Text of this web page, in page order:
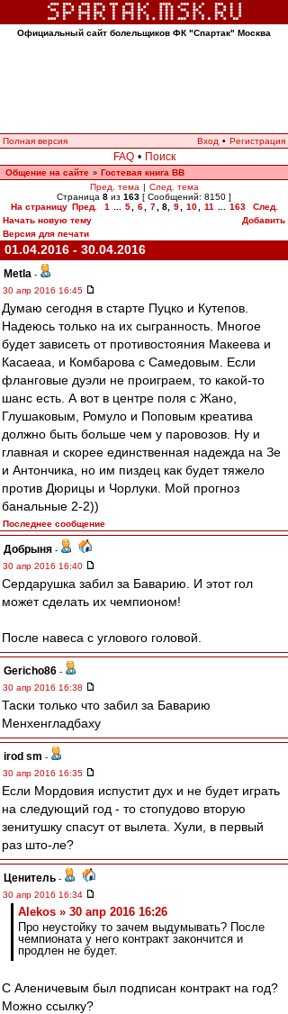
Официальный сайт болельщиков ФК "Спартак" Москва
Полная версия Вход • Регистрация
FAQ • Поиск
Общение на сайте » Гостевая книга ВВ
Пред. тема | След. тема
Страница 8 из 163 [ Сообщений: 8150 ]
На страницу Пред. 1 5 6 7 8, 9 10 11 163
След.
Начать новую тему
Добавить
Версия для печати
01.04.2016 - 30.04.2016
Metla -
30 апр 2016 16:45
Думаю сегодня в старте Пуцко и Кутепов.
Надеюсь только на их сыгранность. Многое
будет зависеть от противостояния Макеева и
Касаеаа, и Комбарова с Самедовым. Если
фланговые дуэли не проиграем, то какой-то
шанс есть. А вот в центре поля с Жано,
Глушаковым, Ромуло и Поповым креатива
должно быть больше чем у паровозов. Ну и
главная и скорее единственная надежда на Зе
и Антончика, но им пиздец как будет тяжело
против Дюрицы и Чорлуки. Мой прогноз
банальные 2-2))
Последнее сообщение
Добрыня -
30 апр 2016 16:40
Сердарушка забил за Баварию. И этот гол
может сделать их чемпионом!
После навеса с углового головой.
Gericho86 -
30 апр 2016 16:38
Таски только что забил за Баварию
Менхенгладбаху
irod sm -
30 апр 2016 16:35
Если Мордовия испустит дух и не будет играть
на следующий год - то стопудово вторую
зенитушку спасут от вылета. Хули, в первый
раз што-ле?
Ценитель -
30 апр 2016 16:34
Alekos » 30 апр 2016 16:26
Про неустойку то зачем выдумывать? После
чемпионата у него контракт закончится и
продлен не будет.
С Аленичевым был подписан контракт на год?
Можно ссылку?